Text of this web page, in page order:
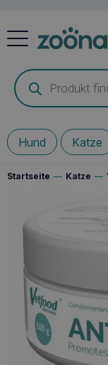
Products
search
Hund Katze
Startseite — Katze —